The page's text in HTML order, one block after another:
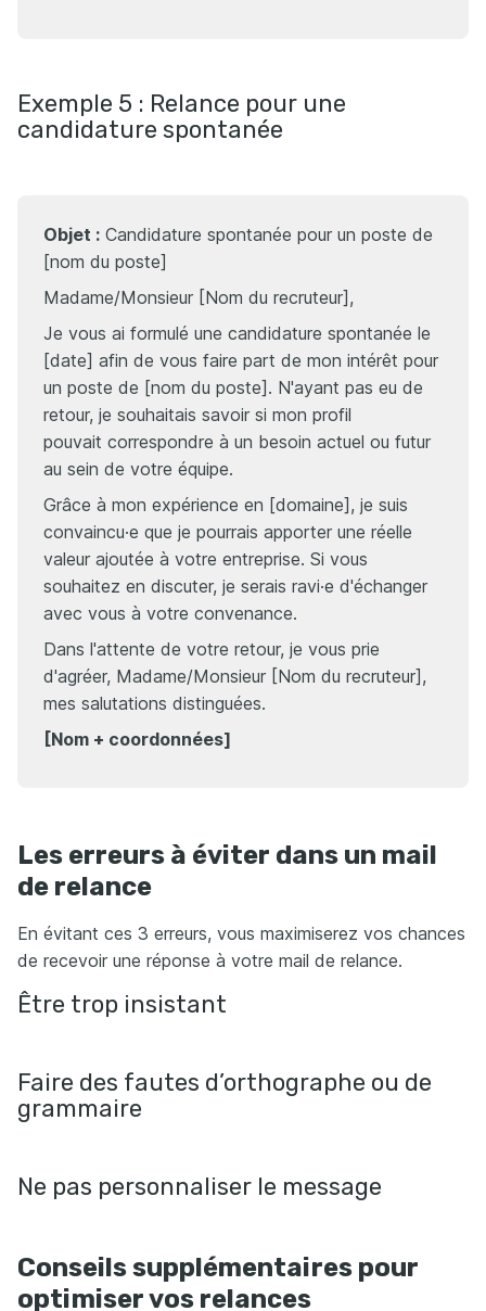
Exemple 5 : Relance pour une
candidature spontanée
Objet : Candidature spontanée pour un poste de
[nom du poste]
Madame/Monsieur [Nom du recruteur],
Je vous ai formulé une candidature spontanée le
[date] afin de vous faire part de mon intérêt pour
un poste de [nom du poste]. N'ayant pas eu de
retour, je souhaitais savoir si mon profil
pouvait correspondre à un besoin actuel ou futur
au sein de votre équipe.
Grâce à mon expérience en [domaine], je suis
convaincu·e que je pourrais apporter une réelle
valeur ajoutée à votre entreprise. Si vous
souhaitez en discuter, je serais ravi·e d'échanger
avec vous à votre convenance.
Dans l'attente de votre retour, je vous prie
d'agréer, Madame/Monsieur [Nom du recruteur],
mes salutations distinguées.
[Nom + coordonnées]
Les erreurs à éviter dans un mail
de relance
En évitant ces 3 erreurs, vous maximiserez vos chances
de recevoir une réponse à votre mail de relance.
Être trop insistant
Faire des fautes d’orthographe ou de
grammaire
Ne pas personnaliser le message
Conseils supplémentaires pour
optimiser vos relances